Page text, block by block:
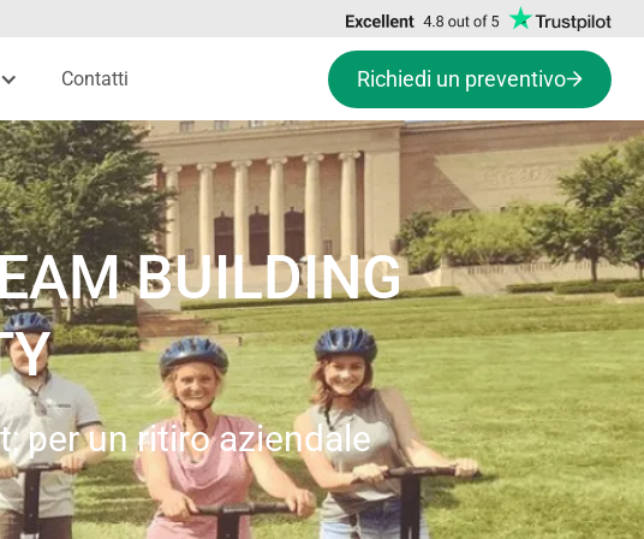
Contatti Richiedi un preventivo
BUILDING
per un ritiro aziendale